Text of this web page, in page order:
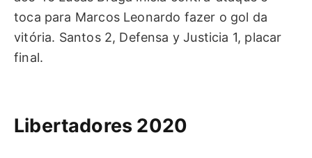
toca para Marcos Leonardo fazer o gol da
vitória. Santos 2, Defensa y Justicia 1, placar
final.
Libertadores 2020